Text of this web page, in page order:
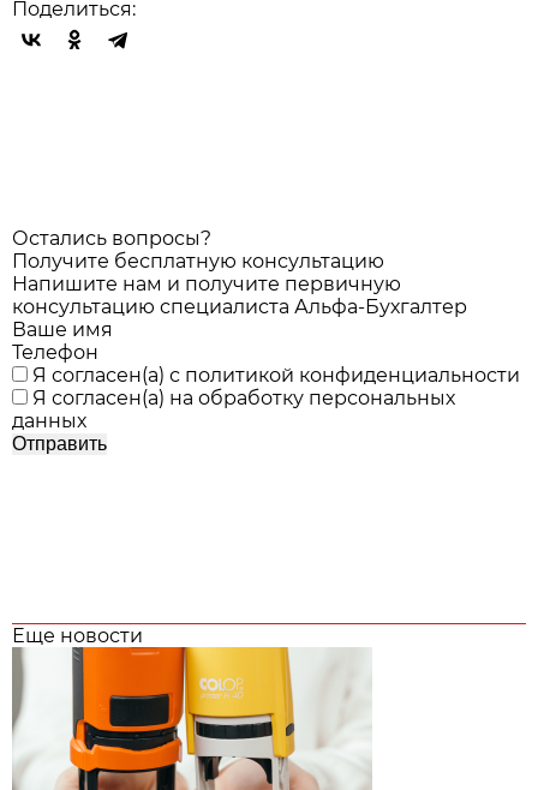
Поделиться:
Остались вопросы?
Получите бесплатную консультацию
Напишите нам и получите первичную
консультацию специалиста Альфа-Бухгалтер
Ваше имя
Телефон
Я согласен(а) с политикой конфиденциальности
Я согласен(а) на обработку персональных
данных
Еще новости